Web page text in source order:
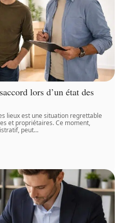
lors d’un état des
lieux est une situation regrettable
et propriétaires. Ce moment,
peut…